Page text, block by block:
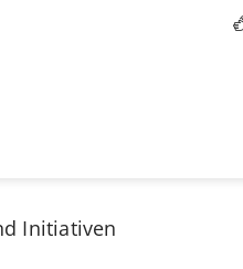
Initiativen